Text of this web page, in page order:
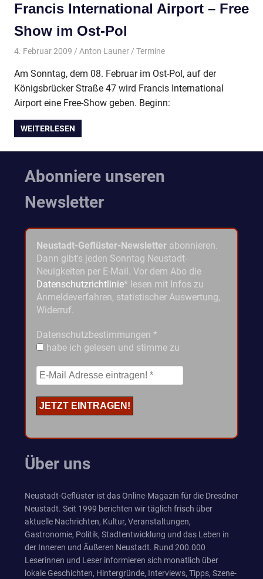
Francis International Airport – Free
Show im Ost-Pol
4. Februar 2009 Anton Launer Termine
Am Sonntag, dem 08. Februar im Ost-Pol, auf der
Königsbrücker Straße 47 wird Francis International
Airport eine Free-Show geben. Beginn:
WEITERLESEN
Abonniere unseren
Newsletter
Neustadt-Geflüster-Newsletter abonnieren.
Dann gibt's jeden Sonntag Neustadt-
Neuigkeiten per E-Mail. Vor dem Abo die
Datenschutzrichtlinie* lesen mit Infos zu
Anmeldeverfahren, statistischer Auswertung,
Widerruf.
Datenschutzbestimmungen *
habe ich gelesen und stimme zu
Über uns
Neustadt-Geflüster ist das Online-Magazin für die Dresdner
Neustadt. Seit 1999 berichten wir täglich frisch über
aktuelle Nachrichten, Kultur, Veranstaltungen,
Gastronomie, Politik, Stadtentwicklung und das Leben in
der Inneren und Äußeren Neustadt. Rund 200.000
Leserinnen und Leser informieren sich monatlich über
lokale Geschichten, Hintergründe, Interviews, Tipps, Szene-